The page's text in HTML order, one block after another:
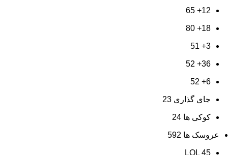
12+
65
18+
80
3+
51
36+
52
6+
52
جای گذاری 23
کوکی ها 24
عروسک ها 592
LOL 45